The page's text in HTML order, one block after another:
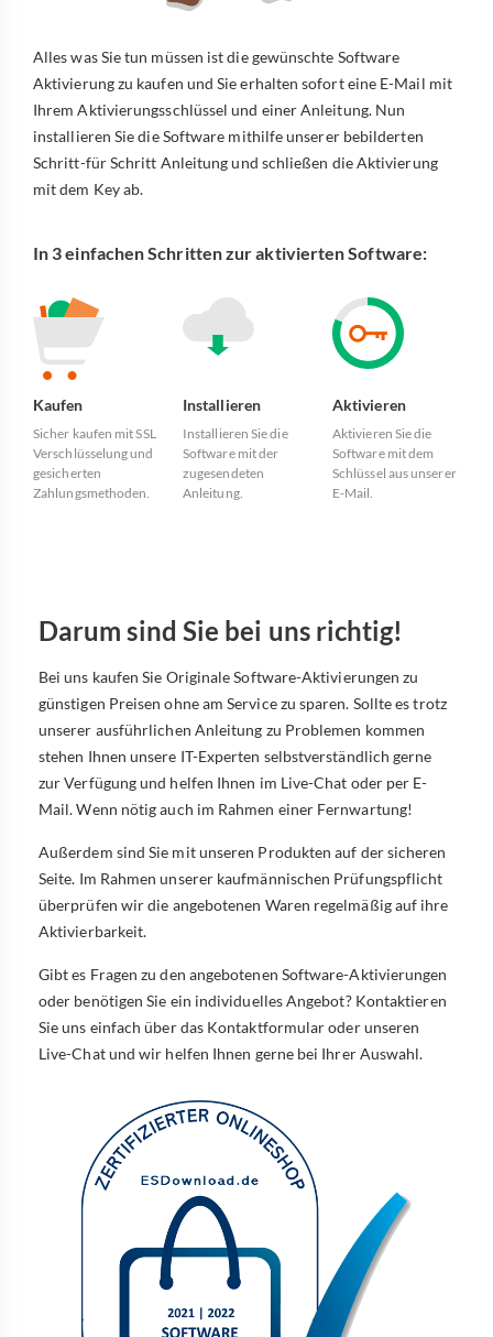
Alles was Sie tun müssen ist die gewünschte Software
Aktivierung zu kaufen und Sie erhalten sofort eine E-Mail mit
Ihrem Aktivierungsschlüssel und einer Anleitung. Nun
installieren Sie die Software mithilfe unserer bebilderten
Schritt-für Schritt Anleitung und schließen die Aktivierung
mit dem Key ab.
In 3 einfachen Schritten zur aktivierten Software:
Kaufen
Sicher kaufen mit SSL
Verschlüsselung und
gesicherten
Zahlungsmethoden.
Installieren
Installieren Sie die
Software mit der
zugesendeten
Anleitung.
Aktivieren
Aktivieren Sie die
Software mit dem
Schlüssel aus unserer
E-Mail.
Darum sind Sie bei uns richtig!
Bei uns kaufen Sie Originale Software-Aktivierungen zu
günstigen Preisen ohne am Service zu sparen. Sollte es trotz
unserer ausführlichen Anleitung zu Problemen kommen
stehen Ihnen unsere IT-Experten selbstverständlich gerne
zur Verfügung und helfen Ihnen im Live-Chat oder per E-
Mail. Wenn nötig auch im Rahmen einer Fernwartung!
Außerdem sind Sie mit unseren Produkten auf der sicheren
Seite. Im Rahmen unserer kaufmännischen Prüfungspflicht
überprüfen wir die angebotenen Waren regelmäßig auf ihre
Aktivierbarkeit.
Gibt es Fragen zu den angebotenen Software-Aktivierungen
oder benötigen Sie ein individuelles Angebot? Kontaktieren
Sie uns einfach über das Kontaktformular oder unseren
Live-Chat und wir helfen Ihnen gerne bei Ihrer Auswahl.